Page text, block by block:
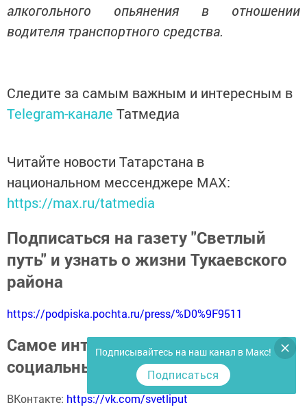
алкогольного опьянения в отношении
водителя транспортного средства.
Следите за самым важным и интересным в
Telegram-канале Татмедиа
Читайте новости Татарстана в
национальном мессенджере MАХ:
https://max.ru/tatmedia
Подписаться на газету "Светлый
путь" и узнать о жизни Тукаевского
района
https://podpiska.pochta.ru/press/%D0%9F9511
Самое интересное в наших
социальных сетях
ВКонтакте: https://vk.com/svetliput
Подписывайтесь на наш канал в Макс!
Подписаться